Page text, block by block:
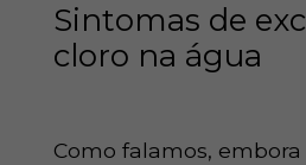
Sintomas de
cloro na água
Como falamos, embora